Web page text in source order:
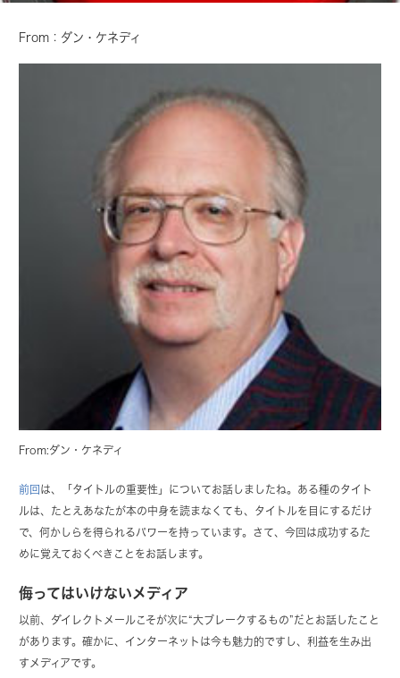
From：ダン・ケネディ
From:ダン・ケネディ
前回 は、「タイトルの重要性」についてお話しましたね。ある種のタイト
ルは、たとえあなたが本の中身を読まなくても、タイトルを目にするだけ
で、何かしらを得られるパワーを持っています。さて、今回は成功するた
めに覚えておくべきことをお話します。
侮ってはいけないメディア
以前、ダイレクトメールこそが次に“大ブレークするもの”だとお話したこと
があります。確かに、インターネットは今も魅力的ですし、利益を生み出
すメディアです。